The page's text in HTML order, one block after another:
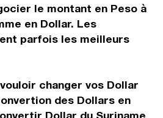
le montant en Peso à
en Dollar. Les
parfois les meilleurs
changer vos Dollar
des Dollars en
Dollar du Suriname